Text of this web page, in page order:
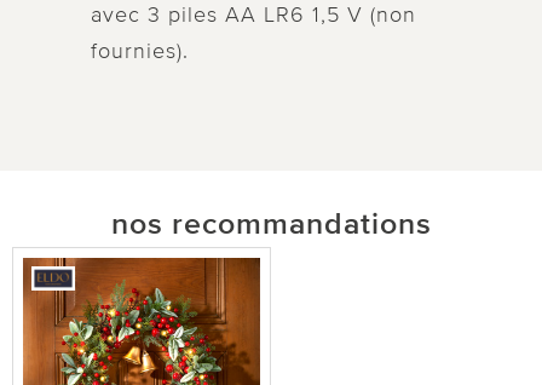
avec 3 piles AA LR6 1,5 V (non
fournies).
nos recommandations